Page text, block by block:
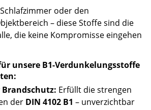
oder den
– diese Stoffe sind die
die keine Kompromisse eingehen
unsere B1-Verdunkelungsstoffe
Erfüllt die strengen
der DIN 4102 B1 – unverzichtbar